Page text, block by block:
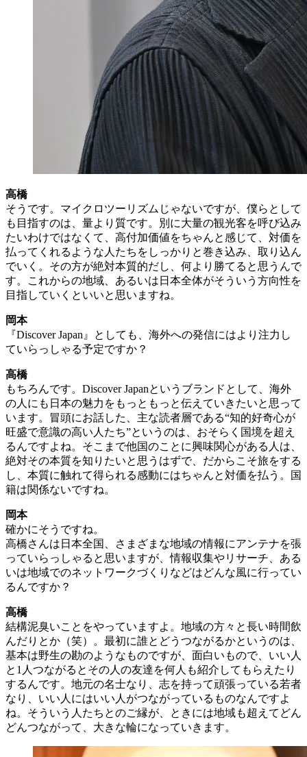
高橋
そうです。マイクロツーリズムじゃないですが、僕らとして
も目指すのは、量より質です。別に大量の観光客を呼び込み
たいわけではなくて、高付加価値をちゃんと感じて、対価を
払ってくれるような人たちをしっかりと巻き込み、取り込ん
でいく。その方が絶対本質的だし、何より勝てると思うんで
す。これからの地域、あるいは日本全体がそういう方向性を
目指していくといいと思いますね。
岡本
『Discover Japan』としても、海外への発信にはより注力し
ていらっしゃる予定ですか？
高橋
もちろんです。Discover Japanというブランドとして、海外
の人にも日本の魅力をもっともっと伝えていきたいと思って
います。冒頭にお話した、主な読者層である“知的好奇心が
旺盛で意識の高い人たち”というのは、おそらく国境を超え
るんですよね。そこまで他国のことに興味関心がある人は、
絶対その本質を知りたいと思うはずで、だからこそ旅をする
し、本質に触れて得られる感動にはちゃんと対価を払う。国
籍は関係ないですね。
岡本
確かにそうですね。
高橋さんは日本全国、さまざまな地域の情報にアンテナを張
っていらっしゃると思いますが、情報収集やリサーチ、ある
いは地域でのネットワークづくりなどはどんな風に行ってい
るんですか？
高橋
結構泥臭いことをやっていますよ。地域の方々と長い時間飲
んだりとか（笑）。最初に誰とどうつながるかというのは、
基本は野生の勘のようなものですが、面白いもので、いい人
と1人つながるとその人の友達を何人も紹介してもらえたり
するんです。地元の名士なり、志を持って頑張っている若者
なり、いい人にはいい人がつながっているものなんですよ
ね。そういう人たちとのご縁が、ときには地域も超えてどん
どんつながって、大きな輪になっていきます。